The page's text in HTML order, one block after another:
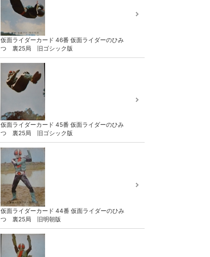
仮面ライダーカード 46番 仮面ライダーのひみ
つ 裏25局 旧ゴシック版
仮面ライダーカード 45番 仮面ライダーのひみ
つ 裏25局 旧ゴシック版
仮面ライダーカード 44番 仮面ライダーのひみ
つ 裏25局 旧明朝版